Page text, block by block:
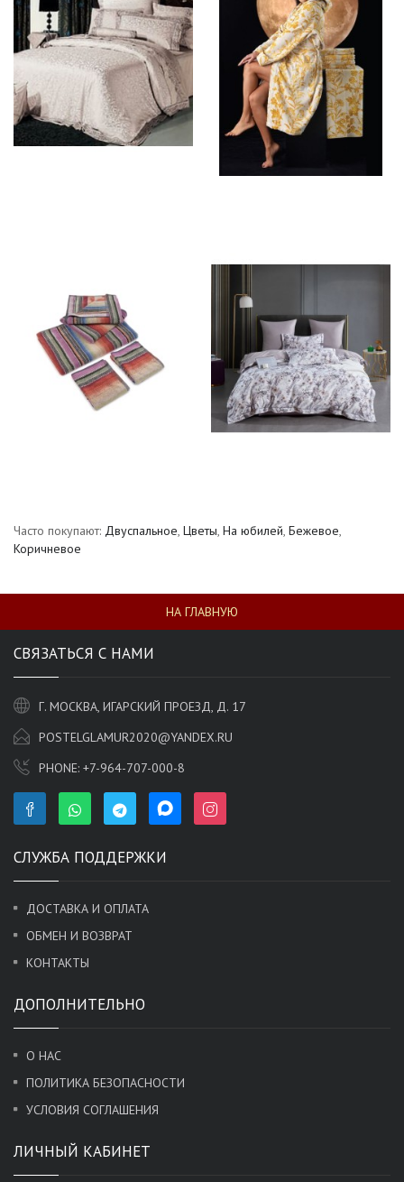
Часто покупают: Двуспальное, Цветы, На юбилей, Бежевое,
Коричневое
НА ГЛАВНУЮ
СВЯЗАТЬСЯ С НАМИ
Г. МОСКВА, ИГАРСКИЙ ПРОЕЗД, Д. 17
POSTELGLAMUR2020@YANDEX.RU
PHONE: +7-964-707-000-8
СЛУЖБА ПОДДЕРЖКИ
ДОСТАВКА И ОПЛАТА
ОБМЕН И ВОЗВРАТ
КОНТАКТЫ
ДОПОЛНИТЕЛЬНО
О НАС
ПОЛИТИКА БЕЗОПАСНОСТИ
УСЛОВИЯ СОГЛАШЕНИЯ
ЛИЧНЫЙ КАБИНЕТ